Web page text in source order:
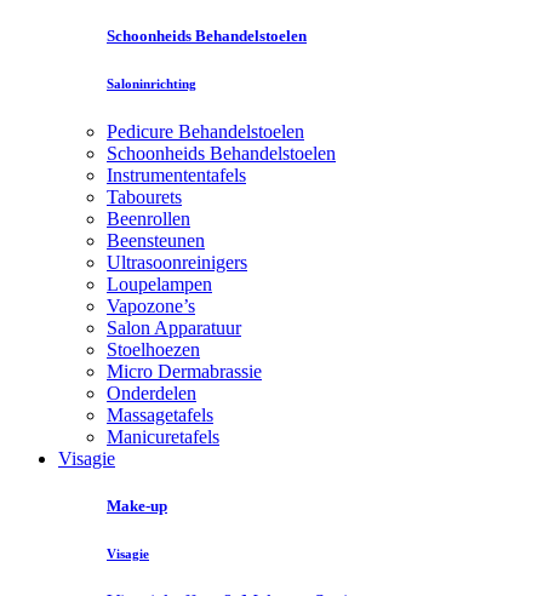
Schoonheids Behandelstoelen
Saloninrichting
Pedicure Behandelstoelen
Schoonheids Behandelstoelen
Instrumententafels
Tabourets
Beenrollen
Beensteunen
Ultrasoonreinigers
Loupelampen
Vapozone’s
Salon Apparatuur
Stoelhoezen
Micro Dermabrassie
Onderdelen
Massagetafels
Manicuretafels
Visagie
Make-up
Visagie